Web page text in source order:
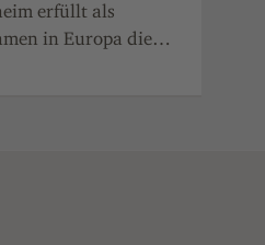
erfüllt als
in Europa die
zu 100